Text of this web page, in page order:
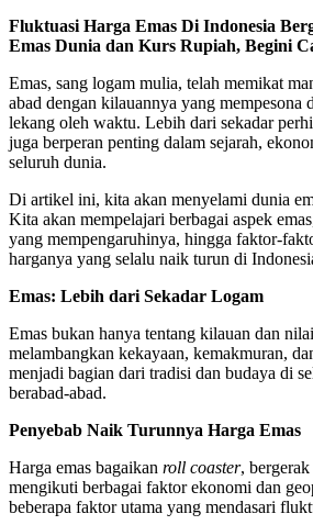
Fluktuasi Harga Emas Di Indonesia
Emas Dunia dan Kurs Rupiah, Begini
Emas, sang logam mulia, telah memikat
abad dengan kilauannya yang mempesona
lekang oleh waktu. Lebih dari sekadar
juga berperan penting dalam sejarah,
seluruh dunia.
Di artikel ini, kita akan menyelami dunia
Kita akan mempelajari berbagai aspek
yang mempengaruhinya, hingga faktor-
harganya yang selalu naik turun di
Emas: Lebih dari Sekadar Logam
Emas bukan hanya tentang kilauan dan
melambangkan kekayaan, kemakmuran,
menjadi bagian dari tradisi dan budaya di
berabad-abad.
Penyebab Naik Turunnya Harga Emas
Harga emas bagaikan roll coaster,
mengikuti berbagai faktor ekonomi dan
beberapa faktor utama yang mendasari